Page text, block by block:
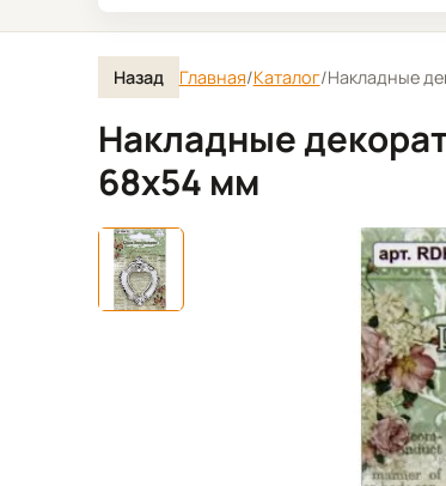
Назад Главная/Каталог/Накладные
Накладные
68х54 мм